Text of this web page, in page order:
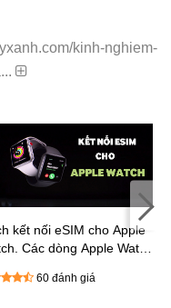
kinh-nghiem-
kết nối eSIM cho Apple
Các dòng Apple Watch
60 đánh giá